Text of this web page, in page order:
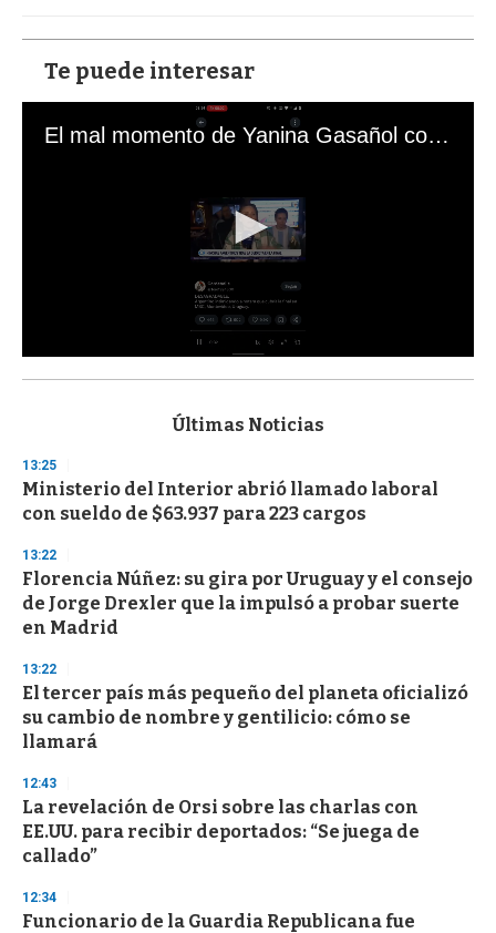
Te puede interesar
El mal momento de Yanina Gasañol con un hincha argentino en "Subrayado"
s
d
s
o
f
3
s
e
c
o
d
s
Últimas Noticias
13:25
Ministerio del Interior abrió llamado laboral
con sueldo de $63.937 para 223 cargos
13:22
Florencia Núñez: su gira por Uruguay y el consejo
de Jorge Drexler que la impulsó a probar suerte
en Madrid
13:22
El tercer país más pequeño del planeta oficializó
su cambio de nombre y gentilicio: cómo se
llamará
12:43
La revelación de Orsi sobre las charlas con
EE.UU. para recibir deportados: “Se juega de
callado”
12:34
Funcionario de la Guardia Republicana fue